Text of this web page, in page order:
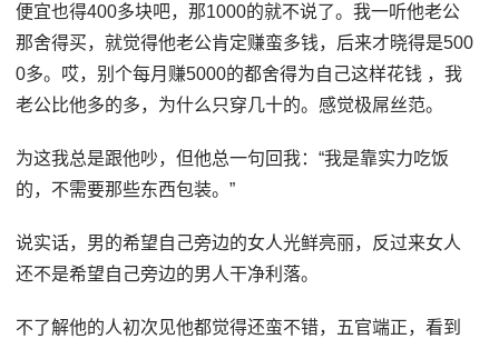
便宜也得400多块吧，那1000的就不说了。我一听他老公
那舍得买，就觉得他老公肯定赚蛮多钱，后来才晓得是500
0多。哎，别个每月赚5000的都舍得为自己这样花钱 ，我
老公比他多的多，为什么只穿几十的。感觉极屌丝范。
为这我总是跟他吵，但他总一句回我：“我是靠实力吃饭
的，不需要那些东西包装。”
说实话，男的希望自己旁边的女人光鲜亮丽，反过来女人
还不是希望自己旁边的男人干净利落。
不了解他的人初次见他都觉得还蛮不错，五官端正，看到